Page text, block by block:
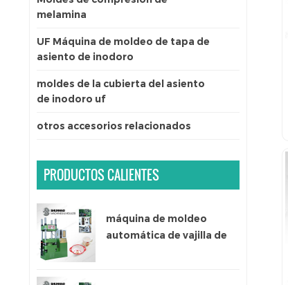
melamina
UF Máquina de moldeo de tapa de
asiento de inodoro
moldes de la cubierta del asiento
de inodoro uf
otros accesorios relacionados
PRODUCTOS CALIENTES
máquina de moldeo
automática de vajilla de